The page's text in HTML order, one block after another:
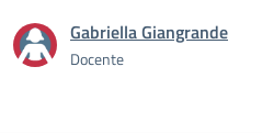
Gabriella Giangrande
Docente